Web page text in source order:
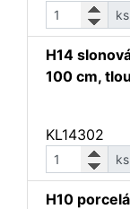
ks
H14
100 cm,
KL14302
ks
H10